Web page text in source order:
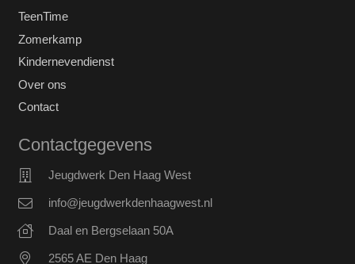
TeenTime
Zomerkamp
Kindernevendienst
Over ons
Contact
Contactgegevens
Jeugdwerk Den Haag West
info@jeugdwerkdenhaagwest.nl
Daal en Bergselaan 50A
2565 AE Den Haag